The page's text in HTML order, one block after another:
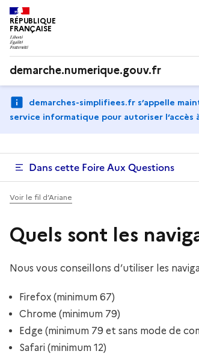
RÉPUBLIQUE
FRANÇAISE
demarche.numerique.gouv.fr
demarches-simplifiees.fr s’appelle
service informatique pour autoriser l‘accès
Dans cette Foire Aux Questions
Voir le fil d’Ariane
Quels sont les
Nous vous conseillons d’utiliser les
Firefox (minimum 67)
Chrome (minimum 79)
Edge (minimum 79 et sans mode de
Safari (minimum 12)